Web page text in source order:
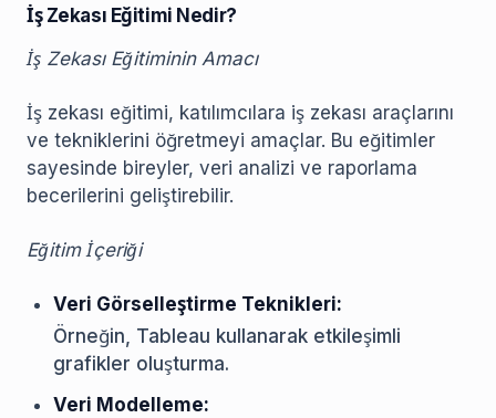
İş Zekası Eğitimi Nedir?
İş Zekası Eğitiminin Amacı
İş zekası eğitimi, katılımcılara iş zekası araçlarını
ve tekniklerini öğretmeyi amaçlar. Bu eğitimler
sayesinde bireyler, veri analizi ve raporlama
becerilerini geliştirebilir.
Eğitim İçeriği
Veri Görselleştirme Teknikleri:
Örneğin, Tableau kullanarak etkileşimli
grafikler oluşturma.
Veri Modelleme: